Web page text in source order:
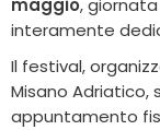
maggio,
interamente
Il festival,
Misano Adriatico,
appuntamento